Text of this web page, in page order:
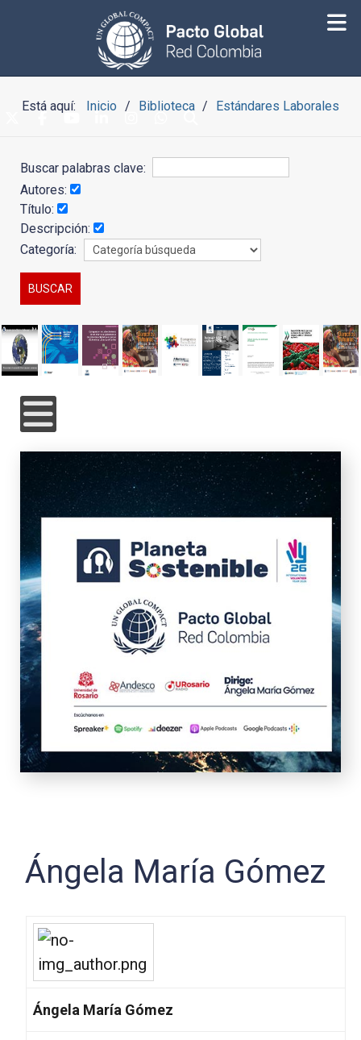
Está aquí: Inicio Biblioteca Estándares Laborales
Buscar palabras clave:
Autores:
Título:
Descripción:
Categoría:
Ángela María Gómez
Ángela María Gómez